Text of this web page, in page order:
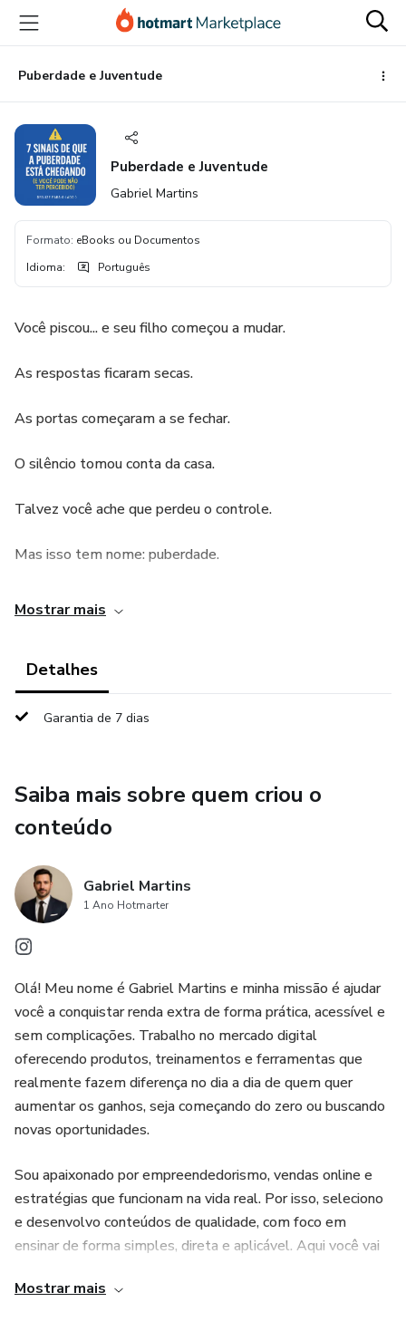
para
conteúdo
principal
para
pagamento
para
rodapé
Puberdade e Juventude
Puberdade e Juventude
Gabriel Martins
Formato: eBooks ou Documentos
Idioma: Português
Você piscou... e seu filho começou a mudar.
As respostas ficaram secas.
As portas começaram a se fechar.
O silêncio tomou conta da casa.
Talvez você ache que perdeu o controle.
Mas isso tem nome: puberdade.
Mostrar mais
Detalhes
Garantia de 7 dias
Saiba mais sobre quem criou o
conteúdo
Gabriel Martins
1 Ano Hotmarter
Olá! Meu nome é Gabriel Martins e minha missão é ajudar
você a conquistar renda extra de forma prática, acessível e
sem complicações. Trabalho no mercado digital
oferecendo produtos, treinamentos e ferramentas que
realmente fazem diferença no dia a dia de quem quer
aumentar os ganhos, seja começando do zero ou buscando
novas oportunidades.
Sou apaixonado por empreendedorismo, vendas online e
estratégias que funcionam na vida real. Por isso, seleciono
e desenvolvo conteúdos de qualidade, com foco em
ensinar de forma simples, direta e aplicável. Aqui você vai
variadas que podem facilitar sua rotina e impulsionar seus
Mostrar mais